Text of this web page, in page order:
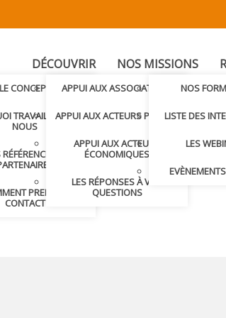
DÉCOUVRIR
LE CONCEPT
TRAVAILLER AVEC
NOUS
ET
PRENDRE
CONTACT
NOS MISSIONS
APPUI AUX ASSOCIATIONS
APPUI AUX ACTEURS PUBLICS
APPUI AUX ACTEURS
ÉCONOMIQUES
LES RÉPONSES À VOS
QUESTIONS
NOS
LISTE DES
LES